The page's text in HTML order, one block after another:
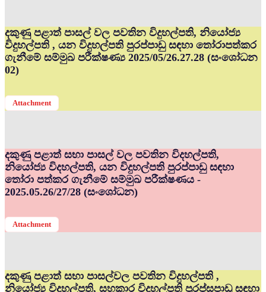
දකුණු පළාත් පාසල් වල පවතින විදුහල්පති, නියෝජ්‍ය
විදුහල්පති , යන විදුහල්පති පුරප්පාඩු සඳහා තෝරාපත්කර
ගැනීමේ සම්මුඛ පරීක්ෂණ්‍ය 2025/05/26.27.28 (සංශෝධන
02)
Attachment
දකුණු පළාත් සභා පාසල් වල පවතින විදහල්පති,
නියෝජ්‍ය විදහල්පති, යන විදුහල්පති පුරප්පාඩු සඳහා
තෝරා පත්කර ගැනීමේ සම්මුඛ පරීක්ෂණය -
2025.05.26/27/28 (සංශෝධන)
Attachment
දකුණු පළාත් සභා පාසල්වල පවතින විදුහල්පති ,
නියෝජ්‍ය විදුහල්පති, සහකාර විදුහල්පති පුරප්සපාඩු සඳහා